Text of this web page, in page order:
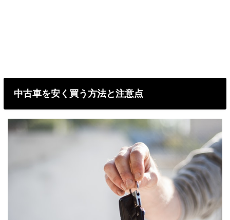
中古車を安く買う方法と注意点